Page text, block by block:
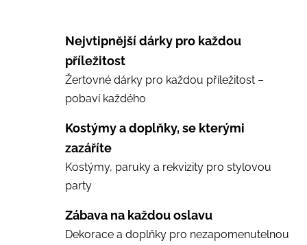
Nejvtipnější dárky pro každou
příležitost
Žertovné dárky pro každou příležitost –
pobaví každého
Kostýmy a doplňky, se kterými
zazáříte
Kostýmy, paruky a rekvizity pro stylovou
party
Zábava na každou oslavu
Dekorace a doplňky pro nezapomenutelnou